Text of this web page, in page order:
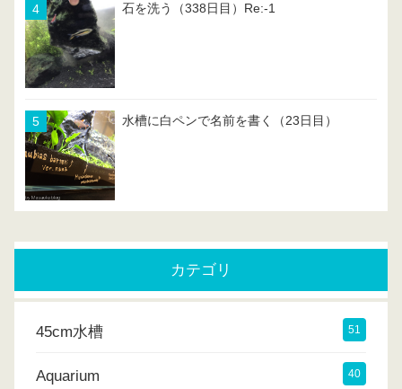
石を洗う（338日目）Re:-1
水槽に白ペンで名前を書く（23日目）
カテゴリ
45cm水槽 51
Aquarium 40